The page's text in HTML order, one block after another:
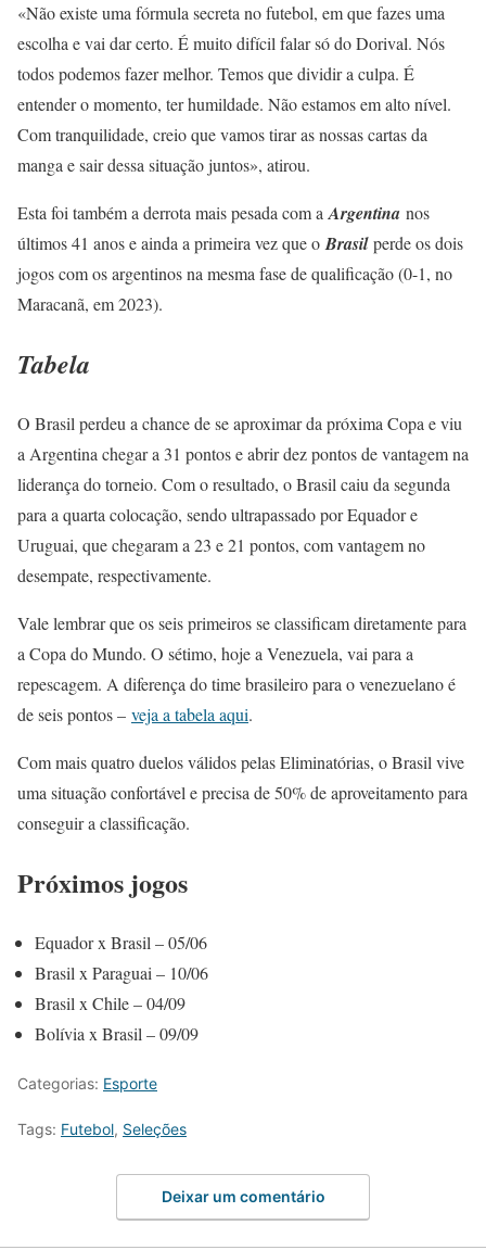
«Não existe uma fórmula secreta no futebol, em que fazes uma
escolha e vai dar certo. É muito difícil falar só do Dorival. Nós
todos podemos fazer melhor. Temos que dividir a culpa. É
entender o momento, ter humildade. Não estamos em alto nível.
Com tranquilidade, creio que vamos tirar as nossas cartas da
manga e sair dessa situação juntos», atirou.
Esta foi também a derrota mais pesada com aArgentina nos
últimos 41 anos e ainda a primeira vez que oBrasilperde os dois
jogos com os argentinos na mesma fase de qualificação (0-1, no
Maracanã, em 2023).
Tabela
O Brasil perdeu a chance de se aproximar da próxima Copa e viu
a Argentina chegar a 31 pontos e abrir dez pontos de vantagem na
liderança do torneio. Com o resultado, o Brasil caiu da segunda
para a quarta colocação, sendo ultrapassado por Equador e
Uruguai, que chegaram a 23 e 21 pontos, com vantagem no
desempate, respectivamente.
Vale lembrar que os seis primeiros se classificam diretamente para
a Copa do Mundo. O sétimo, hoje a Venezuela, vai para a
repescagem. A diferença do time brasileiro para o venezuelano é
de seis pontos – veja a tabela aqui.
Com mais quatro duelos válidos pelas Eliminatórias, o Brasil vive
uma situação confortável e precisa de 50% de aproveitamento para
conseguir a classificação.
Próximos jogos
Equador x Brasil – 05/06
Brasil x Paraguai – 10/06
Brasil x Chile – 04/09
Bolívia x Brasil – 09/09
Categorias: Esporte
Tags: Futebol, Seleções
Deixar um comentário